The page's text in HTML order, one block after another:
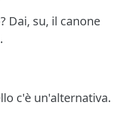
Dai, su, il canone
c'è un'alternativa.